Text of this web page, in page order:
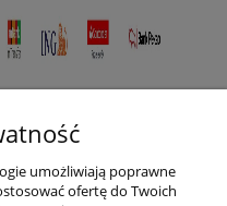
umożliwiają poprawne
ofertę do Twoich